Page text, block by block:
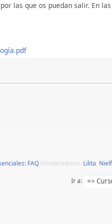
las que os puedan salir. En
FAQ (Moderadores: Lilita,
Ir a